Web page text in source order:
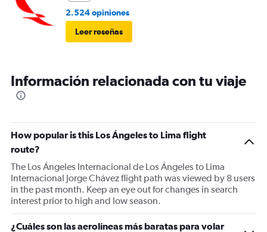
2.524 opiniones
Leer reseñas
Información relacionada con tu viaje
How popular is this Los Ángeles to Lima flight
route?
The Los Ángeles Internacional de Los Ángeles to Lima
Internacional Jorge Chávez flight path was viewed by 8 users
in the past month. Keep an eye out for changes in search
interest prior to high and low season.
¿Cuáles son las aerolíneas más baratas para volar